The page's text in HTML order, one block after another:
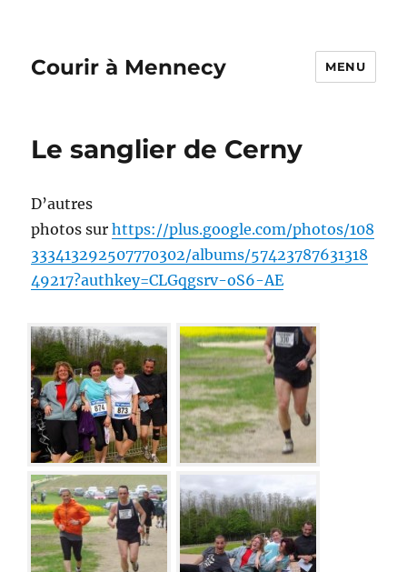
Courir à Mennecy MENU
Le sanglier de Cerny
D’autres
photos surhttps://plus.google.com/photos/108
333413292507770302/albums/57423787631318
49217?authkey=CLGqgsrv-oS6-AE